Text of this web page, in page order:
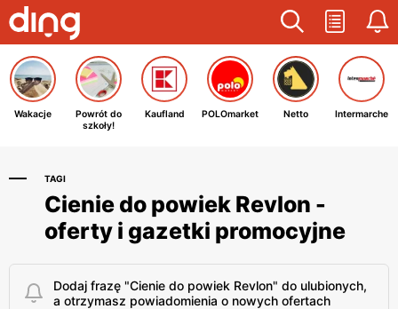
Wakacje
Powrót do
szkoły!
Kaufland POLOmarket Netto Intermarche
TAGI
Cienie do powiek Revlon -
oferty i gazetki promocyjne
Dodaj frazę "Cienie do powiek Revlon" do ulubionych,
a otrzymasz powiadomienia o nowych ofertach